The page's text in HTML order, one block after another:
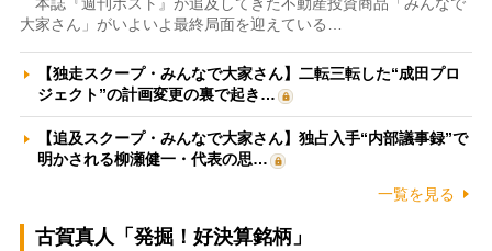
本誌『週刊ポスト』が追及してきた不動産投資商品「みんなで
大家さん」がいよいよ最終局面を迎えている…
【独走スクープ・みんなで大家さん】二転三転した“成田プロ
ジェクト”の計画変更の裏で起き…
【追及スクープ・みんなで大家さん】独占入手“内部議事録”で
明かされる柳瀬健一・代表の思…
一覧を見る
古賀真人「発掘！好決算銘柄」